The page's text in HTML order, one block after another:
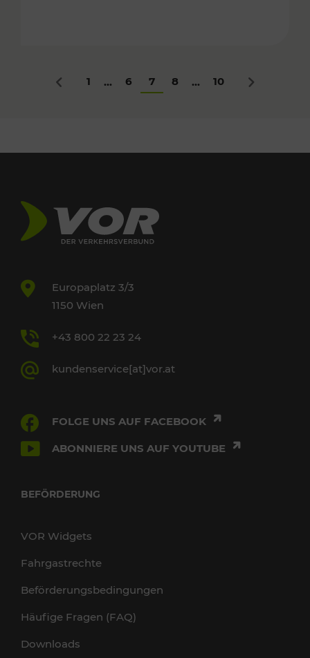
Zurück
1 ... 6 7 8 ... 10 Nächstes
Europaplatz 3/3
1150 Wien
+43 800 22 23 24
kundenservice[at]vor.at
FOLGE UNS AUF FACEBOOK
ABONNIERE UNS AUF YOUTUBE
BEFÖRDERUNG
VOR Widgets
Fahrgastrechte
Beförderungsbedingungen
Häufige Fragen (FAQ)
Downloads